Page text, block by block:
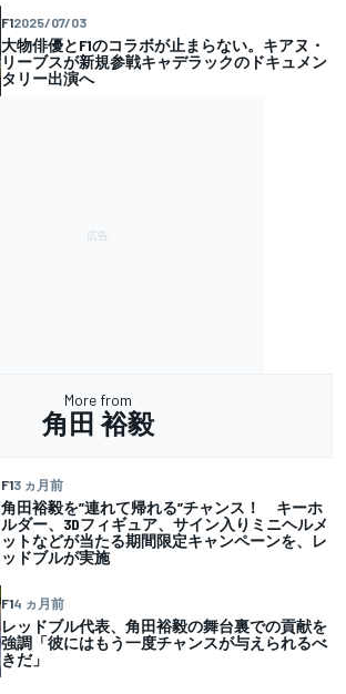
F12025/07/03
大物俳優とF1のコラボが止まらない。キアヌ・
リーブスが新規参戦キャデラックのドキュメン
タリー出演へ
More from
角田 裕毅
F13 ヵ月前
角田裕毅を”連れて帰れる”チャンス！ キーホ
ルダー、3Dフィギュア、サイン入りミニヘルメ
ットなどが当たる期間限定キャンペーンを、レ
ッドブルが実施
F14 ヵ月前
レッドブル代表、角田裕毅の舞台裏での貢献を
強調「彼にはもう一度チャンスが与えられるべ
きだ」